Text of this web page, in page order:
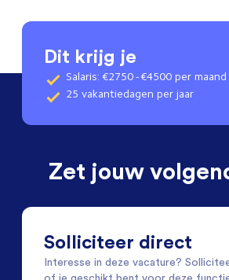
Dit krijg je
Salaris: €2750 - €4500 per maand
25 vakantiedagen per jaar
Zet jouw
Solliciteer direct
Interesse in deze vacature?